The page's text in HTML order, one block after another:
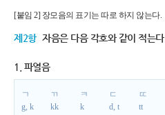
[붙임 2] 장모음의 표기는 따로 하지 않는다.
제2항 자음은 다음 각호와 같이 적는다.
1. 파열음
ㄱ
g, k
ㄲ
kk
ㅋ
k
ㄷ
d, t
ㄸ
tt